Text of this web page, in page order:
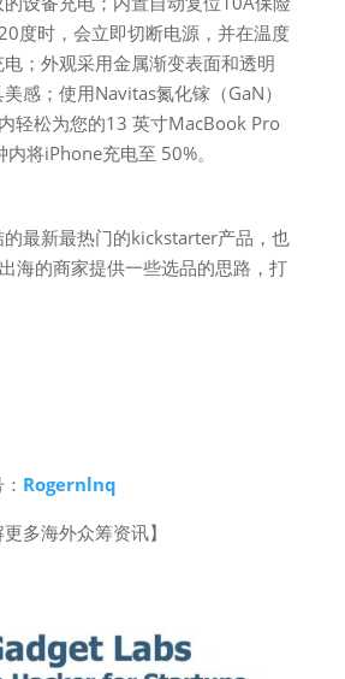
度时，会立即切断电源，并在温度
；外观采用金属渐变表面和透明
感；使用Navitas氮化镓（GaN）
轻松为您的13 英寸MacBook Pro
将iPhone充电至 50%。
最新最热门的kickstarter产品，也
海的商家提供一些选品的思路，打
Rogernlnq
多海外众筹资讯】